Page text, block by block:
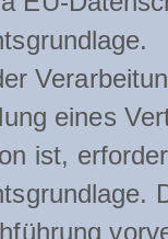
eines
ist,